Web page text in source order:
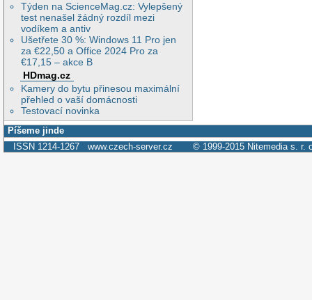
Týden na ScienceMag.cz: Vylepšený
test nenašel žádný rozdíl mezi
vodíkem a antiv
Ušetřete 30 %: Windows 11 Pro jen
za €22,50 a Office 2024 Pro za
€17,15 – akce B
HDmag.cz
Kamery do bytu přinesou maximální
přehled o vaší domácnosti
Testovací novinka
Píšeme jinde
ISSN 1214-1267 www.czech-server.cz © 1999-2015 Nitemedia s. r.